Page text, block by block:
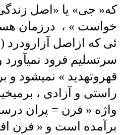
که« جی» یا «اصل
خواست » ، درزمان
ئی که ازاصل آزارودرد
سرتسلیم فرود
قهروتهدید » نمیشود و
راستی و آزادی ،
واژه « فرن = پران
برآمده است و « فرن